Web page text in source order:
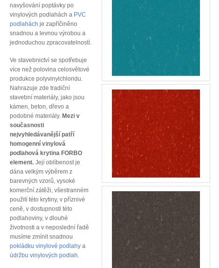
navyšování poptávky po
vinylových podlahách a PVC
podlahách je zapříčiněno
snadnou a levnou výrobou a
jednoduchou zpracovatelností.
Ve stavebnictví se spotřebuje
více než polovina celosvětové
produkce polyvinylchloridu.
Nahrazuje zde tradiční
stavební materiály, jako jsou
kámen, beton, dřevo a
podobné materiály. Mezi v
současnosti
nejvyhledávanější patří
homogenní vinylová
podlahová krytina FORBO
element. Její oblíbenost je
dána velkým výběrem z
barevných vzorů, vysoké
komerční zátěži, všestranném
použití této krytiny, v příznivé
ceně, v dostupnosti této
podlahoviny, v dlouhé
životnosti a v neposlední řadě
musíme zmínit snadnou
pokládku vinylové podlahy a
údržbu vinylových podlah.